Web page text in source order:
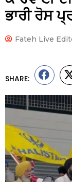
ਭਾਰੀ ਰੋਸ
Fateh Live
SHARE: